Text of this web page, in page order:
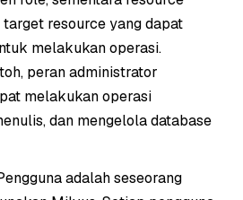
target resource yang dapat
melakukan operasi.
peran administrator
melakukan operasi
dan mengelola database
adalah seseorang